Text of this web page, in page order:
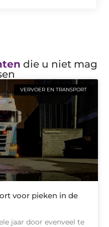
die u niet mag
VERVOER EN TRANSPORT
voor pieken in de
jaar door evenveel te